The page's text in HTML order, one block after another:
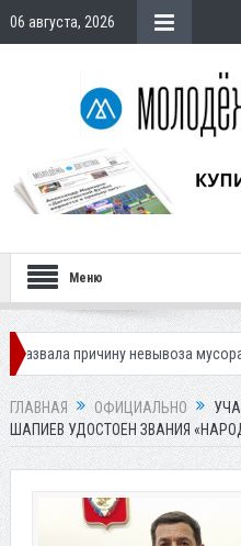
06 августа, 2026
Меню
невывоза мусора в городе
ГЛАВНАЯ ОФИЦИАЛЬНО
ШАПИЕВ УДОСТОЕН ЗВАНИЯ